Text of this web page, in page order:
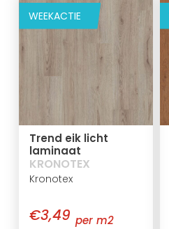
WEEKACTIE
Trend eik licht
laminaat
KRONOTEX
Kronotex
€3,49 per m2